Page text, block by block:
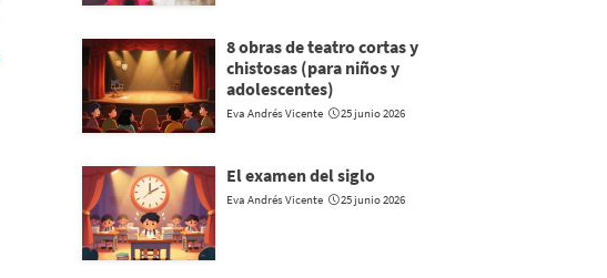
8 obras de teatro cortas y
chistosas (para niños y
adolescentes)
Eva Andrés Vicente 25 junio 2026
El examen del siglo
Eva Andrés Vicente 25 junio 2026